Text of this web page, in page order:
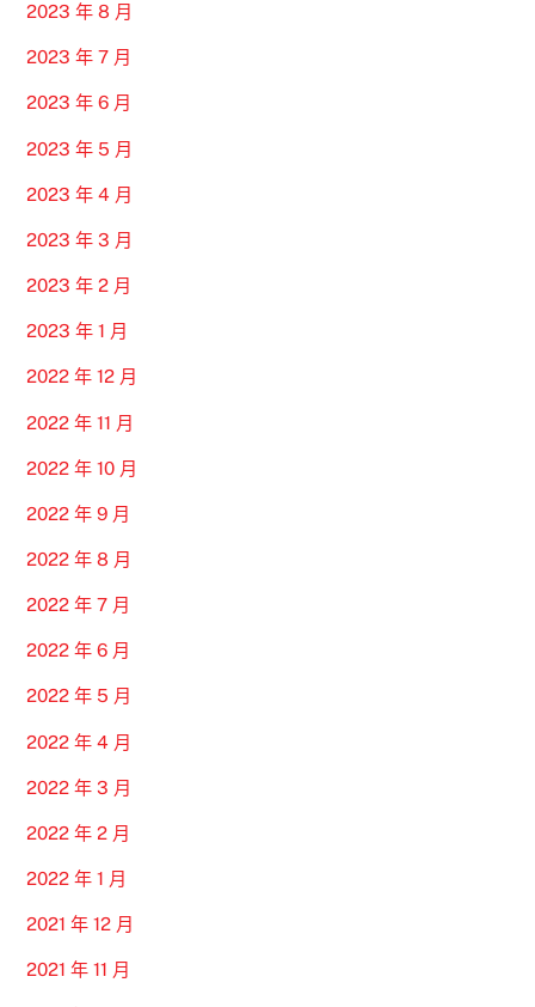
2023 年 8 月
2023 年 7 月
2023 年 6 月
2023 年 5 月
2023 年 4 月
2023 年 3 月
2023 年 2 月
2023 年 1 月
2022 年 12 月
2022 年 11 月
2022 年 10 月
2022 年 9 月
2022 年 8 月
2022 年 7 月
2022 年 6 月
2022 年 5 月
2022 年 4 月
2022 年 3 月
2022 年 2 月
2022 年 1 月
2021 年 12 月
2021 年 11 月